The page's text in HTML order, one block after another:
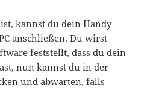
kannst du dein Handy
anschließen. Du wirst
feststellt, dass du dein
nun kannst du in der
und abwarten, falls